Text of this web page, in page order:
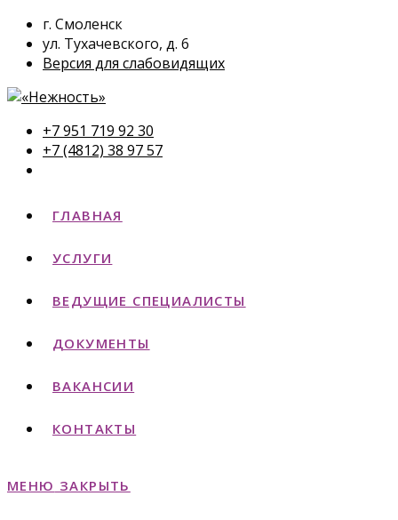
г. Смоленск
ул. Тухачевского, д. 6
Версия для слабовидящих
+7 951 719 92 30
+7 (4812) 38 97 57
ГЛАВНАЯ
УСЛУГИ
ВЕДУЩИЕ СПЕЦИАЛИСТЫ
ДОКУМЕНТЫ
ВАКАНСИИ
КОНТАКТЫ
МЕНЮ ЗАКРЫТЬ